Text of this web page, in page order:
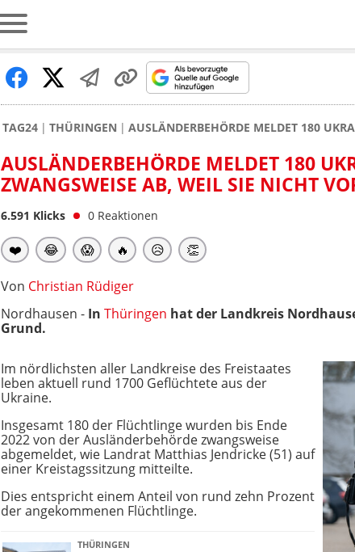
TAG24 THÜRINGEN AUSLÄNDERBEHÖRDE MELDET 180
AUSLÄNDERBEHÖRDE MELDET 180
ZWANGSWEISE AB, WEIL SIE NICHT
6.591 Klicks 0 Reaktionen
❤️ 😂 😱 🔥 😥 👏
Von Christian Rüdiger
Nordhausen - In Thüringen hat der Landkreis
Grund.
Im nördlichsten aller Landkreise des Freistaates
leben aktuell rund 1700 Geflüchtete aus der
Ukraine.
Insgesamt 180 der Flüchtlinge wurden bis Ende
2022 von der Ausländerbehörde zwangsweise
abgemeldet, wie Landrat Matthias Jendricke (51) auf
einer Kreistagssitzung mitteilte.
Dies entspricht einem Anteil von rund zehn Prozent
der angekommenen Flüchtlinge.
THÜRINGEN